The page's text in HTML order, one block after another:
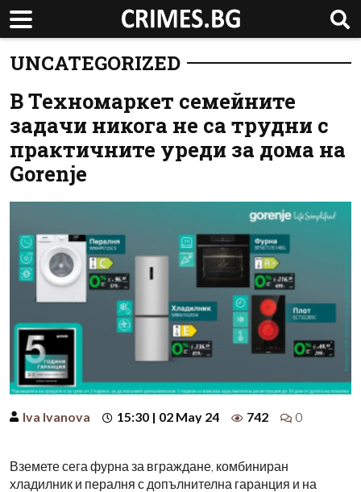
UNCATEGORIZED
В Техномаркет семейните
задачи никога не са трудни с
практичните уреди за дома на
Gorenje
Iva Ivanova 15:30 | 02 May 24 742 0
Вземете сега фурна за вграждане, комбиниран
хладилник и пералня с допълнителна гаранция и на